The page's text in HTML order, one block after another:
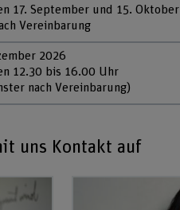
17. September und 15. Oktober
Vereinbarung
2026
12.30 bis 16.00 Uhr
nach Vereinbarung)
uns Kontakt auf